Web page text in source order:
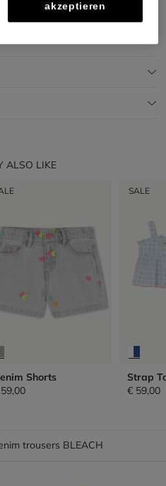
ALSO LIKE
Shorts
SALE
Strap
€ 59,00
trousers BLEACH
akzeptieren